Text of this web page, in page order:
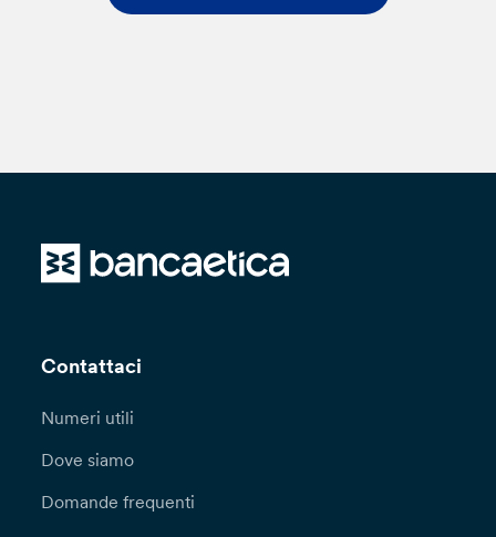
Contattaci
Numeri utili
Dove siamo
Domande frequenti